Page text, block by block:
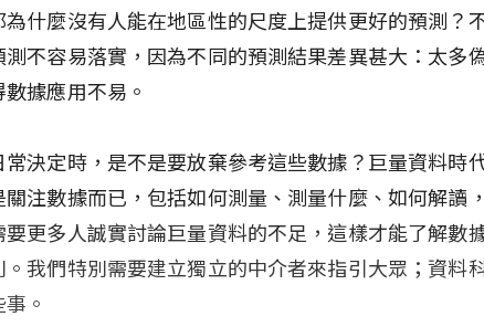
什麼沒有人能在地區性的尺度上提供更好的預測？
不容易落實，因為不同的預測結果差異甚大：太多
據應用不易。
決定時，是不是要放棄參考這些數據？巨量資料時
注數據而已，包括如何測量、測量什麼、如何解讀
更多人誠實討論巨量資料的不足，這樣才能了解數
我們特別需要建立獨立的中介者來指引大眾；資料
。